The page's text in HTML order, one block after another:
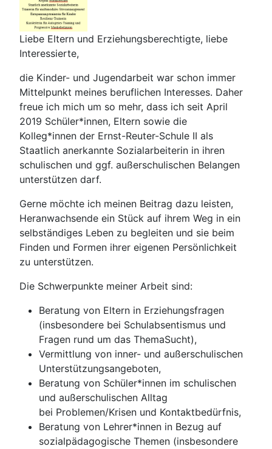
Liebe Eltern und Erziehungsberechtigte, liebe
Interessierte,
die Kinder- und Jugendarbeit war schon immer
Mittelpunkt meines beruflichen Interesses. Daher
freue ich mich um so mehr, dass ich seit April
2019 Schüler*innen, Eltern sowie die
Kolleg*innen der Ernst-Reuter-Schule II als
Staatlich anerkannte Sozialarbeiterin in ihren
schulischen und ggf. außerschulischen Belangen
unterstützen darf.
Gerne möchte ich meinen Beitrag dazu leisten,
Heranwachsende ein Stück auf ihrem Weg in ein
selbständiges Leben zu begleiten und sie beim
Finden und Formen ihrer eigenen Persönlichkeit
zu unterstützen.
Die Schwerpunkte meiner Arbeit sind:
Beratung von Eltern in Erziehungsfragen
(insbesondere bei Schulabsentismus und
Fragen rund um das ThemaSucht),
Vermittlung von inner- und außerschulischen
Unterstützungsangeboten,
Beratung von Schüler*innen im schulischen
und außerschulischen Alltag
bei Problemen/Krisen und Kontaktbedürfnis,
Beratung von Lehrer*innen in Bezug auf
sozialpädagogische Themen (insbesondere